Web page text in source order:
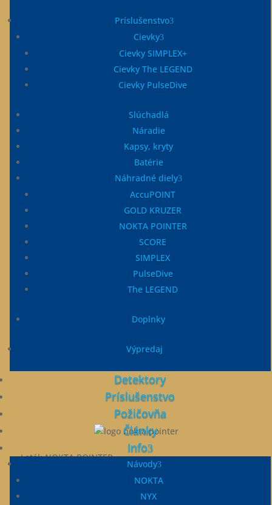
Príslušenstvo
Cievky
Cievky SIMPLEX+
Cievky The LEGEND
Cievky PulseDive
Slúchadlá
Náradie
Kapsy, kryty
Batérie
Náhradné diely
AccuPOINT
GOLD KRUZER
NOKTA POINTER
SCORE
SIMPLEX
PulseDive
The LEGEND
Doplnky
Výpredaj
Detektory
Príslušenstvo
Požičovňa
Články
Info
Návody
NOKTA
NYX
Leták Gold Finder 2000
GOLD FINDER 2000
INVENIO a INVENIO PRO
Leták NOKTA POINTER
NOKTA POINTER